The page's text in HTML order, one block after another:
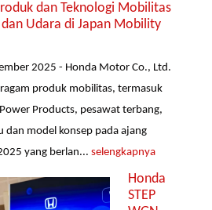
dan Teknologi Mobilitas
Udara di Japan Mobility
2025 - Honda Motor Co., Ltd.
produk mobilitas, termasuk
Products, pesawat terbang,
dan model konsep pada ajang
yang berlan...selengkapnya
Honda
STEP